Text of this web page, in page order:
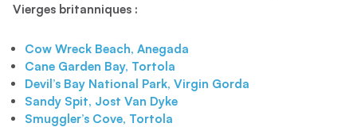
Vierges britanniques :
Cow Wreck Beach, Anegada
Cane Garden Bay, Tortola
Devil’s Bay National Park, Virgin Gorda
Sandy Spit, Jost Van Dyke
Smuggler’s Cove, Tortola